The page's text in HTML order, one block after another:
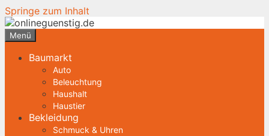
Springe zum Inhalt
Menü
Baumarkt
Auto
Beleuchtung
Haushalt
Haustier
Bekleidung
Schmuck & Uhren